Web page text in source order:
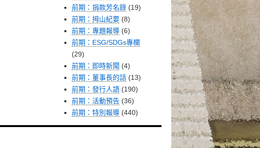
前期：捐款芳名錄 (19)
前期：拇山紀要 (8)
前期：專題報導 (6)
前期：ESG/SDGs專欄
(29)
前期：即時新聞 (4)
前期：董事長的話 (13)
前期：發行人語 (190)
前期：活動預告 (36)
前期：特別報導 (440)